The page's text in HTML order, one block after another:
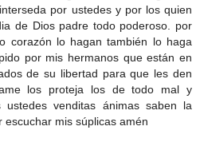
por ustedes y por los quien
de Dios padre todo poderoso. por
corazón lo hagan también lo haga
por mis hermanos que están en
de su libertad para que les den
los proteja los de todo mal y
venditas ánimas saben la
escuchar mis súplicas amén